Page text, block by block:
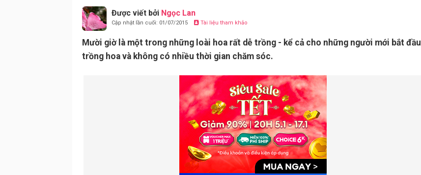
Được viết bởi Ngọc Lan
Cập nhật lần cuối: 01/07/2015 Tài liệu tham khảo
Mười giờ là một trong những loài hoa rất dễ trồng - kể cả cho những người mới bắt đầu
trồng hoa và không có nhiều thời gian chăm sóc.